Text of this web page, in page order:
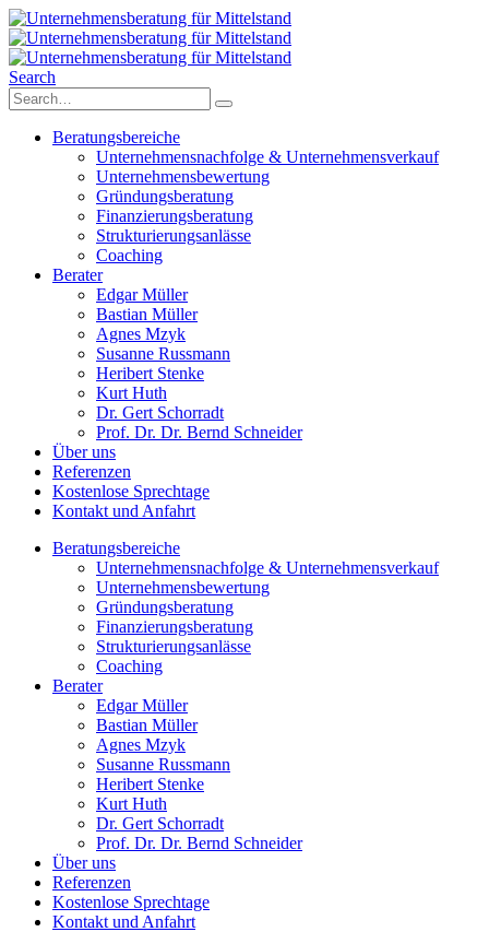
Search
Beratungsbereiche
Unternehmensnachfolge & Unternehmensverkauf
Unternehmensbewertung
Gründungsberatung
Finanzierungsberatung
Strukturierungsanlässe
Coaching
Berater
Edgar Müller
Bastian Müller
Agnes Mzyk
Susanne Russmann
Heribert Stenke
Kurt Huth
Dr. Gert Schorradt
Prof. Dr. Dr. Bernd Schneider
Über uns
Referenzen
Kostenlose Sprechtage
Kontakt und Anfahrt
Beratungsbereiche
Unternehmensnachfolge & Unternehmensverkauf
Unternehmensbewertung
Gründungsberatung
Finanzierungsberatung
Strukturierungsanlässe
Coaching
Berater
Edgar Müller
Bastian Müller
Agnes Mzyk
Susanne Russmann
Heribert Stenke
Kurt Huth
Dr. Gert Schorradt
Prof. Dr. Dr. Bernd Schneider
Über uns
Referenzen
Kostenlose Sprechtage
Kontakt und Anfahrt